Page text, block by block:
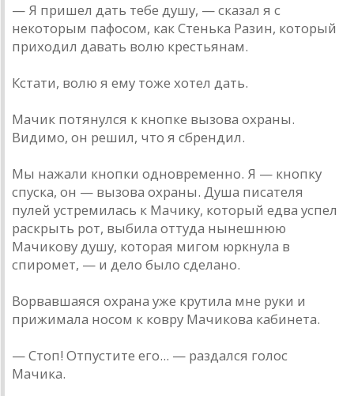
— Я пришел дать тебе душу, — сказал я с
некоторым пафосом, как Стенька Разин, который
приходил давать волю крестьянам.
Кстати, волю я ему тоже хотел дать.
Мачик потянулся к кнопке вызова охраны.
Видимо, он решил, что я сбрендил.
Мы нажали кнопки одновременно. Я — кнопку
спуска, он — вызова охраны. Душа писателя
пулей устремилась к Мачику, который едва успел
раскрыть рот, выбила оттуда нынешнюю
Мачикову душу, которая мигом юркнула в
спиромет, — и дело было сделано.
Ворвавшаяся охрана уже крутила мне руки и
прижимала носом к ковру Мачикова кабинета.
— Стоп! Отпустите его... — раздался голос
Мачика.